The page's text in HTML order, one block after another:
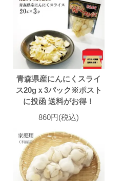
青森県産にんにくスライ
ス20gｘ3パック※ポスト
に投函 送料がお得！
860円(税込)